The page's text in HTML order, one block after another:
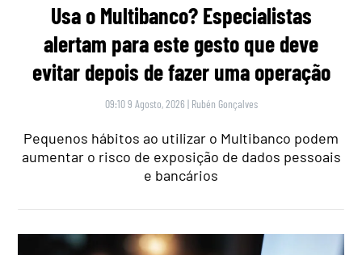
Usa o Multibanco? Especialistas
alertam para este gesto que deve
evitar depois de fazer uma operação
09:10 9 Agosto, 2026 | Rubén Gonçalves
Pequenos hábitos ao utilizar o Multibanco podem
aumentar o risco de exposição de dados pessoais
e bancários